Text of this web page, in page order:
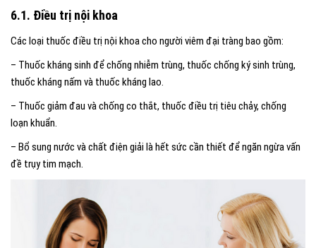
6.1. Điều trị nội khoa
Các loại thuốc điều trị nội khoa cho người viêm đại tràng bao gồm:
– Thuốc kháng sinh để chống nhiễm trùng, thuốc chống ký sinh trùng,
thuốc kháng nấm và thuốc kháng lao.
– Thuốc giảm đau và chống co thắt, thuốc điều trị tiêu chảy, chống
loạn khuẩn.
– Bổ sung nước và chất điện giải là hết sức cần thiết để ngăn ngừa vấn
đề trụy tim mạch.